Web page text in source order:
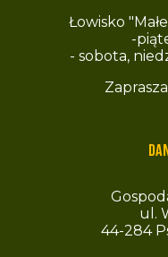
Łowisko
-
- sobota,
ul.
44-284